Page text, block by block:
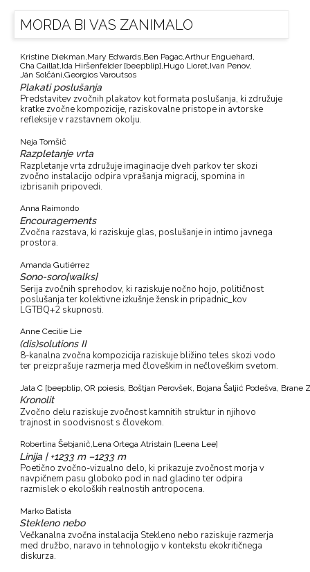
MORDA BI VAS ZANIMALO
Kristine Diekman,Mary Edwards,Ben Pagac,Arthur Enguehard,
Cha Caillat,Ida Hiršenfelder [beepblip],Hugo Lioret,Ivan Penov,
Ján Solčáni,Georgios Varoutsos
Plakati poslušanja
Predstavitev zvočnih plakatov kot formata poslušanja, ki združuje
kratke zvočne kompozicije, raziskovalne pristope in avtorske
refleksije v razstavnem okolju.
Neja Tomšič
Razpletanje vrta
Razpletanje vrta združuje imaginacije dveh parkov ter skozi
zvočno instalacijo odpira vprašanja migracij, spomina in
izbrisanih pripovedi.
Anna Raimondo
Encouragements
Zvočna razstava, ki raziskuje glas, poslušanje in intimo javnega
prostora.
Amanda Gutiérrez
Sono-soro[walks]
Serija zvočnih sprehodov, ki raziskuje nočno hojo, političnost
poslušanja ter kolektivne izkušnje žensk in pripadnic_kov
LGTBQ+2 skupnosti.
Anne Cecilie Lie
(dis)solutions II
8-kanalna zvočna kompozicija raziskuje bližino teles skozi vodo
ter preizprašuje razmerja med človeškim in nečloveškim svetom.
Jata C [beepblip, OR poiesis, Boštjan Perovšek, Bojana Šaljić Podešva, Brane
Kronolit
Zvočno delu raziskuje zvočnost kamnitih struktur in njihovo
trajnost in soodvisnost s človekom.
Robertina Šebjanič,Lena Ortega Atristain [Leena Lee]
Linija | +1233 m –1233 m
Poetično zvočno-vizualno delo, ki prikazuje zvočnost morja v
navpičnem pasu globoko pod in nad gladino ter odpira
razmislek o ekoloških realnostih antropocena.
Marko Batista
Stekleno nebo
Večkanalna zvočna instalacija Stekleno nebo raziskuje razmerja
med družbo, naravo in tehnologijo v kontekstu ekokritičnega
diskurza.